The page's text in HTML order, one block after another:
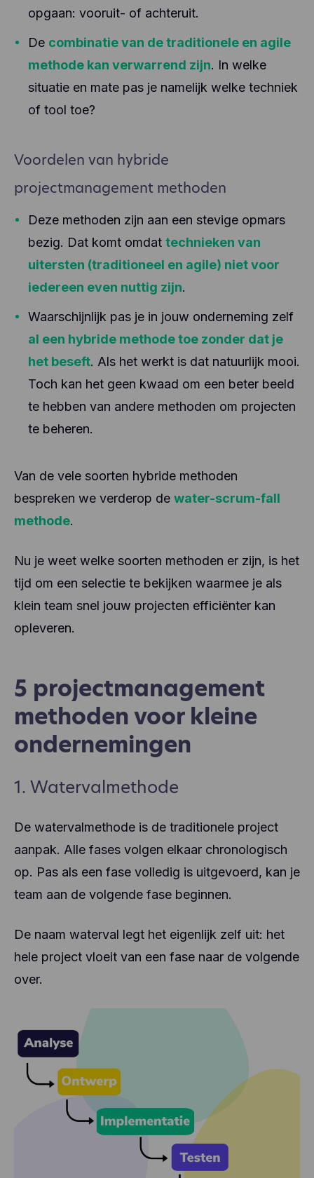
opgaan: vooruit- of achteruit.
De combinatie van de traditionele en agile
methode kan verwarrend zijn. In welke
situatie en mate pas je namelijk welke techniek
of tool toe?
Voordelen van hybride
projectmanagement methoden
Deze methoden zijn aan een stevige opmars
bezig. Dat komt omdat technieken van
uitersten (traditioneel en agile) niet voor
iedereen even nuttig zijn.
Waarschijnlijk pas je in jouw onderneming zelf
al een hybride methode toe zonder dat je
het beseft. Als het werkt is dat natuurlijk mooi.
Toch kan het geen kwaad om een beter beeld
te hebben van andere methoden om projecten
te beheren.
Van de vele soorten hybride methoden
bespreken we verderop de water-scrum-fall
methode.
Nu je weet welke soorten methoden er zijn, is het
tijd om een selectie te bekijken waarmee je als
klein team snel jouw projecten efficiënter kan
opleveren.
5 projectmanagement
methoden voor kleine
ondernemingen
1. Watervalmethode
De watervalmethode is de traditionele project
aanpak. Alle fases volgen elkaar chronologisch
op. Pas als een fase volledig is uitgevoerd, kan je
team aan de volgende fase beginnen.
De naam waterval legt het eigenlijk zelf uit: het
hele project vloeit van een fase naar de volgende
over.